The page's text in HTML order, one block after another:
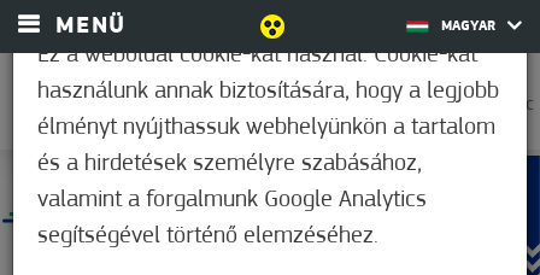
MENÜ MAGYAR
25,6°C
Ez a weboldal cookie-kat használ. Cookie-kat
használunk annak biztosítására, hogy a legjobb
élményt nyújthassuk webhelyünkön a tartalom
és a hirdetések személyre szabásához,
valamint a forgalmunk Google Analytics
segítségével történő elemzéséhez.